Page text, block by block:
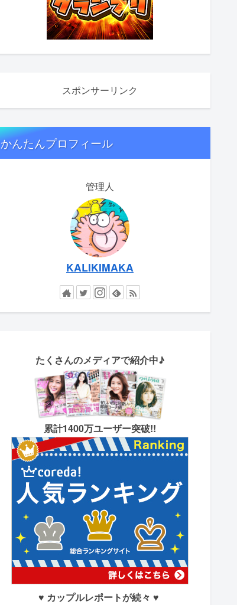
スポンサーリンク
かんたんプロフィール
管理人
KALIKIMAKA
たくさんのメディアで紹介中♪
累計1400万ユーザー突破!!
♥ カップルレポートが続々 ♥